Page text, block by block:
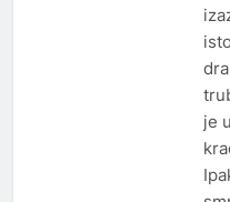
je